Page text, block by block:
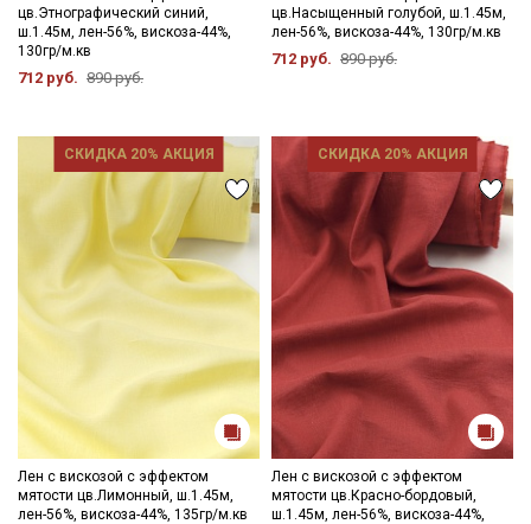
прогладить с изнаночной стороны через проутюжильник на
минимальном режиме утюга (важно не пересушивать ткань).
Уход:
- стирка до 40С;
пересушивать;
- гладить рекомендуется с изнаночной стороны, через
проутюжильник на минимальном режиме утюга.
Цветопередача (тон) может отличаться от оригинального
цвета ткани в зависимости от настроек вашего монитора и в
зависимости от партии.
цв.Этнографический синий,
ш.1.45м, лен-56%, вискоза-44%,
130гр/м.кв
712 руб. 890 руб.
цв.Насыщенный голубой, ш.1.45м,
лен-56%, вискоза-44%, 130гр/м.кв
712 руб. 890 руб.
СКИДКА 20% АКЦИЯ
Лен с вискозой с эффектом
мятости цв.Лимонный, ш.1.45м,
лен-56%, вискоза-44%, 135гр/м.кв
СКИДКА 20% АКЦИЯ
Лен с вискозой с эффектом
мятости цв.Красно-бордовый,
ш.1.45м, лен-56%, вискоза-44%,